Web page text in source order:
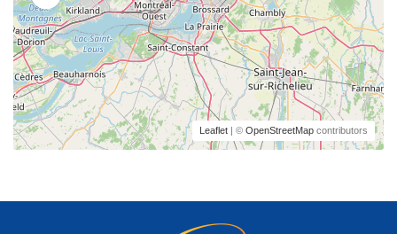
Leaflet | © OpenStreetMap contributors